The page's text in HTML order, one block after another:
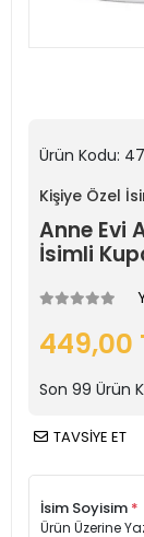
Ürün Kodu:
Kişiye Özel
Anne Evi
İsimli
449,00
Son 99 Ürün
TAVSİYE ET
İsim Soyisim *
Ürün Üzerine